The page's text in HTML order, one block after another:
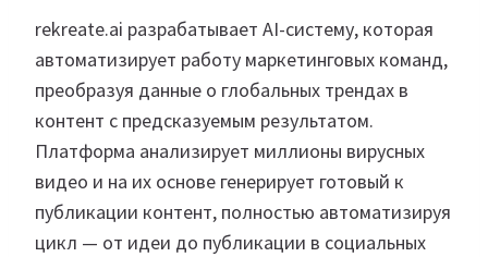
rekreate.ai разрабатывает AI-систему, которая
автоматизирует работу маркетинговых команд,
преобразуя данные о глобальных трендах в
контент с предсказуемым результатом.
Платформа анализирует миллионы вирусных
видео и на их основе генерирует готовый к
публикации контент, полностью автоматизируя
цикл — от идеи до публикации в социальных